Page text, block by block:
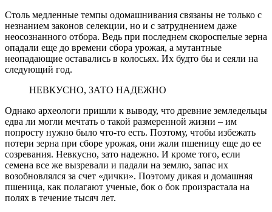
Столь медленные темпы одомашнивания связаны не только с
незнанием законов селекции, но и с затруднением даже
неосознанного отбора. Ведь при последнем скороспелые зерна
опадали еще до времени сбора урожая, а мутантные
неопадающие оставались в колосьях. Их будто бы и сеяли на
следующий год.
НЕВКУСНО, ЗАТО НАДЕЖНО
Однако археологи пришли к выводу, что древние земледельцы
едва ли могли мечтать о такой размеренной жизни – им
попросту нужно было что-то есть. Поэтому, чтобы избежать
потери зерна при сборе урожая, они жали пшеницу еще до ее
созревания. Невкусно, зато надежно. И кроме того, если
семена все же вызревали и падали на землю, запас их
возобновлялся за счет «дички». Поэтому дикая и домашняя
пшеница, как полагают ученые, бок о бок произрастала на
полях в течение тысяч лет.